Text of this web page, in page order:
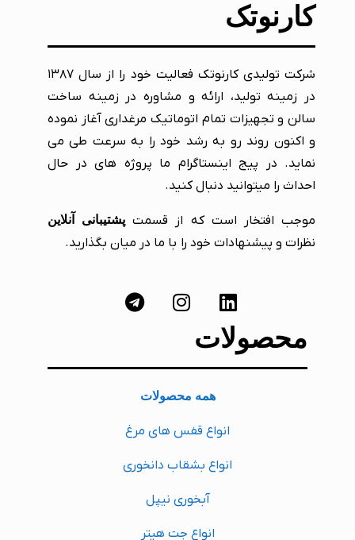
کارنوتک
شرکت تولیدی کارنوتک فعالیت خود را از سال ۱۳۸۷
در زمینه تولید، ارائه و مشاوره در زمینه ساخت
سالن و تجهیزات تمام اتوماتیک مرغداری آغاز نموده
و اکنون روند رو به رشد خود را به سرعت طی می
نماید. در پیج اینستاگرام ما پروژه های در حال
احداث را میتوانید دنبال کنید.
موجب افتخار است که از قسمتپشتیبانی آنلاین
نظرات و پیشنهادات خود را با ما در میان بگذارید.
محصولات
همه محصولات
انواع قفس های مرغ
انواع بشقاب دانخوری
آبخوری نیپل
انواع جت هیتر